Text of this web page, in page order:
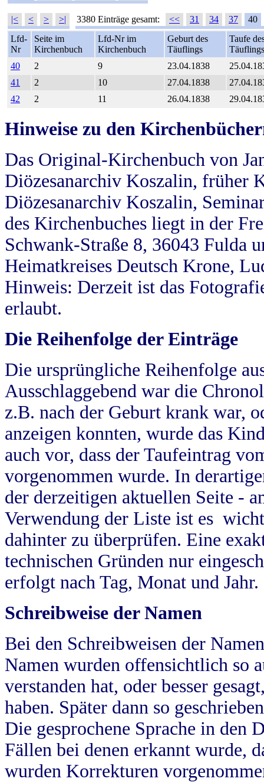
|< < > >| 3380 Einträge gesamt: << 31 34 37
40
Lfd-
Nr
Seite im
Kirchenbuch
Lfd-Nr im
Kirchenbuch
Geburt des
Täuflings
Taufe
Täuflings
40
2 9 23.04.1838
41
2 10 27.04.1838
42
2 11 26.04.1838
Hinweise zu den
Das Original-Kirchenbuch von
Diözesanarchiv Koszalin, früher
Diözesanarchiv Koszalin,
des Kirchenbuches liegt in der
Schwank-Straße 8, 36043 Fulda
Heimatkreises Deutsch Krone,
Hinweis: Derzeit ist das
erlaubt.
Die Reihenfolge der Einträge
Die ursprüngliche Reihenfolge
Ausschlaggebend war die
z.B. nach der Geburt krank war,
anzeigen konnten, wurde das
auch vor, dass der Taufeintrag
vorgenommen wurde. In
der derzeitigen aktuellen Seite -
Verwendung der Liste ist es
dahinter zu überprüfen. Eine
technischen Gründen nur
erfolgt nach Tag, Monat und Jahr.
Schreibweise der Namen
Bei den Schreibweisen der
Namen wurden offensichtlich so
verstanden hat, oder besser
haben. Später dann so
Die gesprochene Sprache in
Fällen bei denen erkannt wurde,
wurden Korrekturen